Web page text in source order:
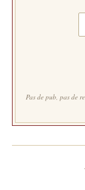
Pas de pub, pas de